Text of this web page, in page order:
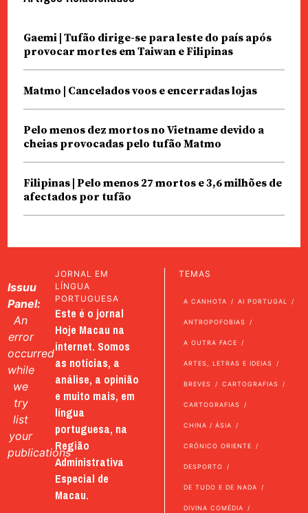
Gaemi | Tufão dirige-se para leste do país após
provocar mortes em Taiwan e Filipinas
Matmo | Cancelados voos e encerradas lojas
Pelo menos dez mortos no Vietname devido a
cheias provocadas pelo tufão Matmo
Filipinas | Pelo menos 27 mortos e 3,6 milhões de
afectados por tufão
Issuu
Panel:
An
error
occurred
while
we
try
list
your
publications
JORNAL EM
LÍNGUA
PORTUGUESA
Este é o jornal
Hoje Macau na
internet. Somos
as notícias, a
análise, a opinião
e muito mais, em
língua
portuguesa, na
Região
Administrativa
Especial de
Macau.
TEMAS
A CANHOTA AI PORTUGAL
ANTROPOFOBIAS
A OUTRA FACE
ARTES, LETRAS E IDEIAS
BREVES CARTOGRAFIAS
CARTOGRAFIAS
CHINA / ÁSIA
CRÓNICO ORIENTE
DESPORTO
DE TUDO E DE NADA
DIVINA COMÉDIA